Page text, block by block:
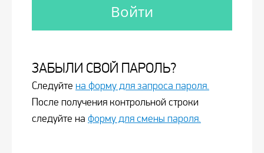
ЗАБЫЛИ СВОЙ ПАРОЛЬ?
Следуйте на форму для запроса пароля.
После получения контрольной строки
следуйте на форму для смены пароля.